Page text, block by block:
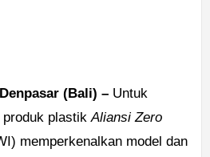
(Bali) – Untuk
produk plastikAliansi Zero
memperkenalkan model dan